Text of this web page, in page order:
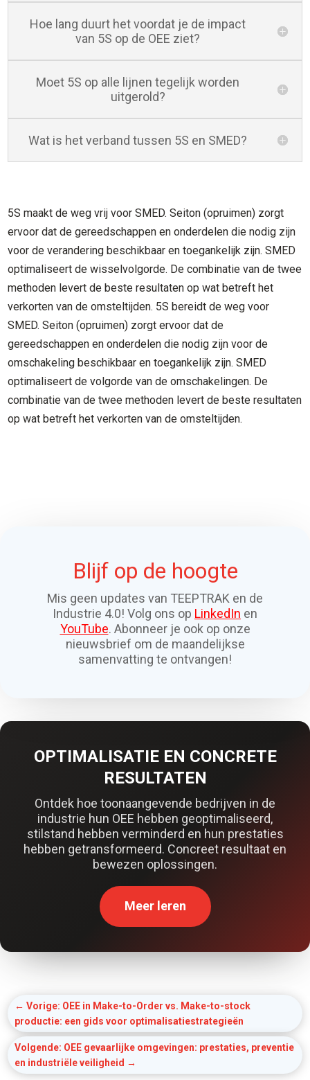
Hoe lang duurt het voordat je de impact
van 5S op de OEE ziet?
Moet 5S op alle lijnen tegelijk worden
uitgerold?
Wat is het verband tussen 5S en SMED?
5S maakt de weg vrij voor SMED. Seiton (opruimen) zorgt
ervoor dat de gereedschappen en onderdelen die nodig zijn
voor de verandering beschikbaar en toegankelijk zijn. SMED
optimaliseert de wisselvolgorde. De combinatie van de twee
methoden levert de beste resultaten op wat betreft het
verkorten van de omsteltijden. 5S bereidt de weg voor
SMED. Seiton (opruimen) zorgt ervoor dat de
gereedschappen en onderdelen die nodig zijn voor de
omschakeling beschikbaar en toegankelijk zijn. SMED
optimaliseert de volgorde van de omschakelingen. De
combinatie van de twee methoden levert de beste resultaten
op wat betreft het verkorten van de omsteltijden.
Blijf op de hoogte
Mis geen updates van TEEPTRAK en de
Industrie 4.0! Volg ons op LinkedIn en
YouTube. Abonneer je ook op onze
nieuwsbrief om de maandelijkse
samenvatting te ontvangen!
OPTIMALISATIE EN CONCRETE
RESULTATEN
Ontdek hoe toonaangevende bedrijven in de
industrie hun OEE hebben geoptimaliseerd,
stilstand hebben verminderd en hun prestaties
hebben getransformeerd. Concreet resultaat en
bewezen oplossingen.
Meer leren
←Vorige: OEE in Make-to-Order vs. Make-to-stock
productie: een gids voor optimalisatiestrategieën
Volgende: OEE gevaarlijke omgevingen: prestaties, preventie
en industriële veiligheid →